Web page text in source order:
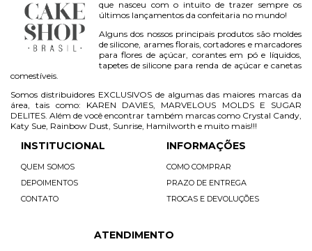
que nasceu com o intuito de trazer sempre os
últimos lançamentos da confeitaria no mundo!
Alguns dos nossos principais produtos são moldes
de silicone, arames florais, cortadores e marcadores
para flores de açúcar, corantes em pó e líquidos,
tapetes de silicone para renda de açúcar e canetas
comestíveis.
Somos distribuidores EXCLUSIVOS de algumas das maiores marcas da
área, tais como: KAREN DAVIES, MARVELOUS MOLDS E SUGAR
DELITES. Além de você encontrar também marcas como Crystal Candy,
Katy Sue, Rainbow Dust, Sunrise, Hamilworth e muito mais!!!
INSTITUCIONAL
QUEM SOMOS
DEPOIMENTOS
CONTATO
INFORMAÇÕES
COMO COMPRAR
PRAZO DE ENTREGA
TROCAS E DEVOLUÇÕES
ATENDIMENTO